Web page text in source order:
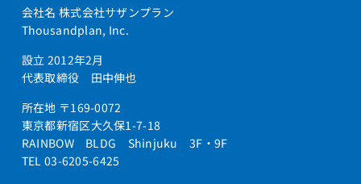
会社名 株式会社サザンプラン
Thousandplan, Inc.
設立 2012年2月
代表取締役 田中伸也
所在地 〒169-0072
東京都新宿区大久保1-7-18
RAINBOW BLDG Shinjuku 3F・9F
TEL 03-6205-6425